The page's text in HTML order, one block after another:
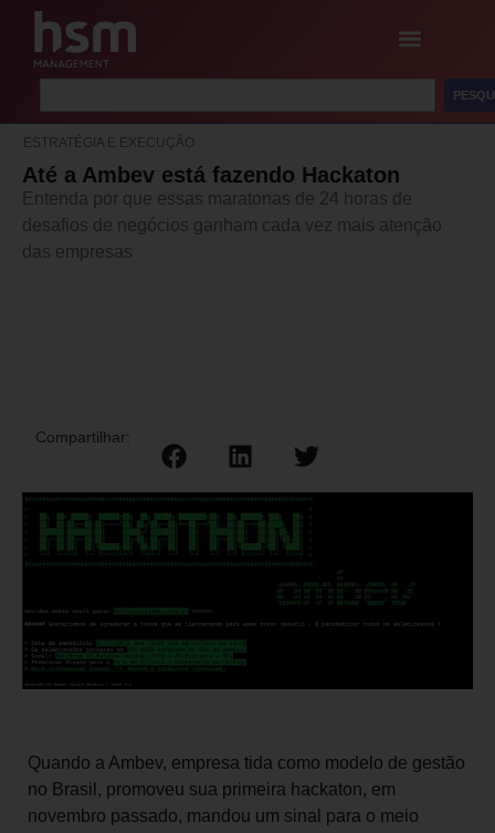
ESTRATÉGIA E EXECUÇÃO
Até a Ambev está fazendo Hackaton
Entenda por que essas maratonas de 24 horas de
desafios de negócios ganham cada vez mais atenção
das empresas
Compartilhar:
Quando a Ambev, empresa tida como modelo de gestão
no Brasil, promoveu sua primeira hackaton, em
novembro passado, mandou um sinal para o meio